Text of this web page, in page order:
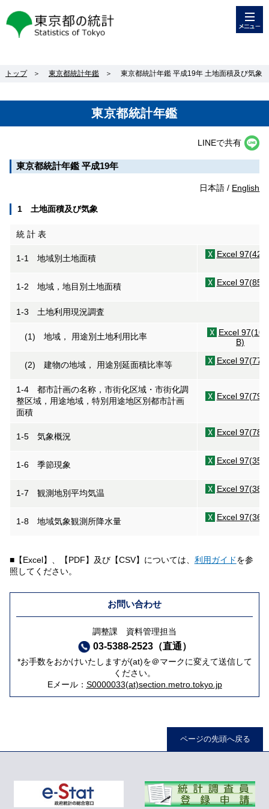
東京都の統計
トップ ＞ 東京都統計年鑑 ＞ 東京都統計年鑑 平成19年 土地面積及び気象
東京都統計年鑑
LINEで共有
東京都統計年鑑 平成19年
日本語 / English
1 土地面積及び気象
統 計 表
1-1 地域別土地面積 Excel
1-2 地域，地目別土地面積 Excel
1-3 土地利用現況調査
(1) 地域， 用途別土地利用比率
Excel
B)
(2) 建物の地域， 用途別延面積比率等 Excel
1-4 都市計画の名称，市街化区域・市街化調
整区域，用途地域，特別用途地区別都市計画
面積
Excel
1-5 気象概況 Excel
1-6 季節現象 Excel
1-7 観測地別平均気温 Excel
1-8 地域気象観測所降水量 Excel
■【Excel】、【PDF】及び【CSV】については、 利用ガイドを参
照してください。
お問い合わせ
調整課 資料管理担当
03-5388-2523（直通）
*お手数をおかけいたしますが(at)を＠マークに変えて送信して
ください。
Eメール： S0000033(at)section.metro.tokyo.jp
ページの先頭へ戻る